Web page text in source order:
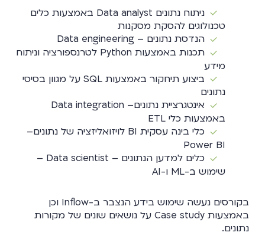
ניתוח נתונים Data analyst באמצעות כלים
טכנולוגים להסקת מסקנות
הנדסת נתונים – Data engineering
תכנות באמצעות Python לטרנספורציה וניתוח
מידע
ביצוע תיחקור באמצעות SQL על מגוון בסיסי
נתונים
אינטגרציית נתונים– Data integration
באמצעות כלי ETL
כלי בינה עסקית BI לויזואליזציה של נתונים–
Power BI
כלים למדען הנתונים – Data scientist –
שימוש ב-ML ו-AI
בקורסים נעשה שימוש בידע הנצבר ב-Inflow וכן
באמצעות Case study על נושאים שונים של מקורות
נתונים.